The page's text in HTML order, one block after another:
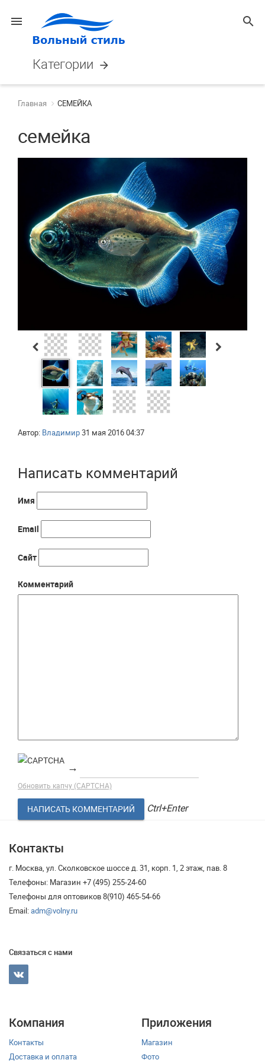
menu search
Категории arrow_forward
Главная СЕМЕЙКА
семейка
Автор: Владимир31 мая 2016 04:37
Написать комментарий
Имя
Email
Сайт
Комментарий
→
Обновить капчу (CAPTCHA)
Ctrl+Enter
Контакты
г. Москва, ул. Сколковское шоссе д. 31, корп. 1, 2 этаж, пав. 8
Телефоны: Магазин +7 (495) 255-24-60
Телефоны для оптовиков 8(910) 465-54-66
Email:adm@volny.ru
Связаться с нами
Компания
Контакты
Доставка и оплата
Приложения
Магазин
Фото